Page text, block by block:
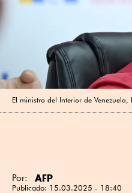
El ministro del Interior de Venezuela,
Por: AFP
Publicado: 15.03.2025 - 18:40